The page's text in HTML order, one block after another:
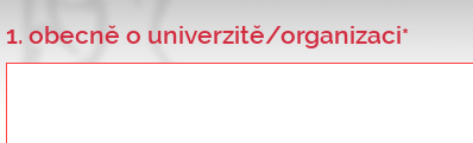
1. obecně o univerzitě/organizaci*